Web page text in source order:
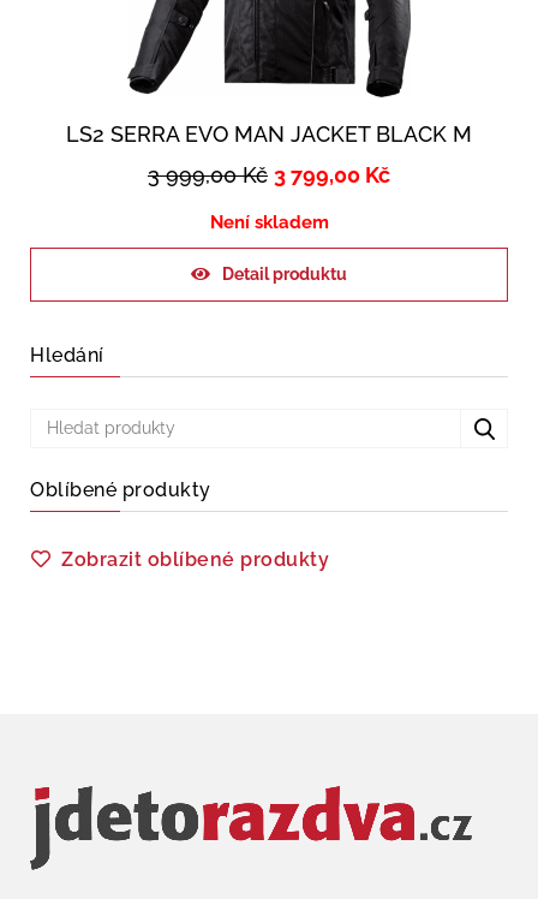
LS2 SERRA EVO MAN JACKET BLACK M
3 999,00Kč 3 799,00 Kč
Není skladem
Detail produktu
Hledání
Oblíbené produkty
Zobrazit oblíbené produkty